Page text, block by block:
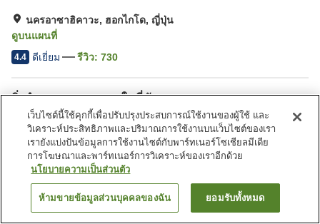
นครอาซาฮิคาวะ, ฮอกไกโด, ญี่ปุ่น
ดูบนแผนที่
4.4 ดีเยี่ยม รีวิว: 730
สิ่งอำนวยความสะดวกในที่พัก
ที่จอดรถ
สปา/บิวตี้ซาลอน
เลานจ์
ตู้จำหน่ายอัตโนมัติ
หน้าแรก ญี่ปุ่น ฮอกไกโด
ค้นหาห้องพัก
เว็บไซต์นี้ใช้คุกกี้เพื่อปรับปรุงประสบการณ์ใช้งานของผู้ใช้ และ
วิเคราะห์ประสิทธิภาพและปริมาณการใช้งานบนเว็บไซต์ของเรา
เรายังแบ่งปันข้อมูลการใช้งานไซต์กับพาร์ทเนอร์โซเชียลมีเดีย
การโฆษณาและพาร์ทเนอร์การวิเคราะห์ของเราอีกด้วย
นโยบายความเป็นส่วนตัว
ห้ามขายข้อมูลส่วนบุคคลของฉัน ยอมรับทั้งหมด